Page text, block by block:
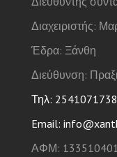
Διαχειριστής:
Έδρα: Ξάνθη
Διεύθυνση:
Τηλ: 2541071738
Email:
ΑΦΜ: